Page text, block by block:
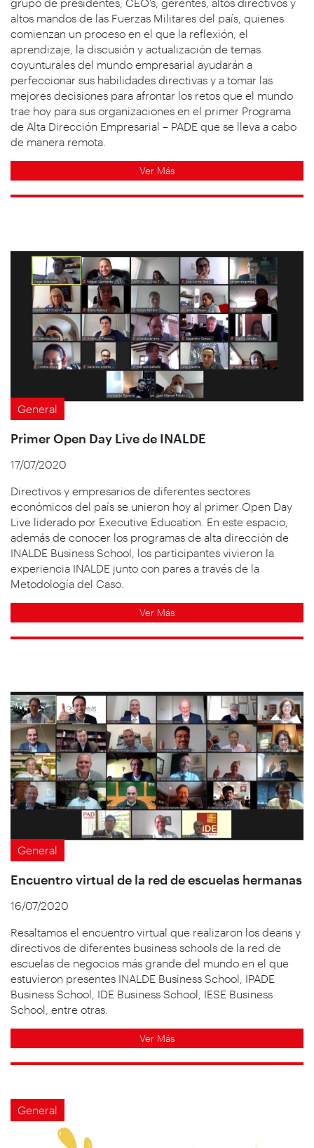
altos mandos de las Fuerzas Militares del país, quienes
comienzan un proceso en el que la reflexión, el
aprendizaje, la discusión y actualización de temas
coyunturales del mundo empresarial ayudarán a
perfeccionar sus habilidades directivas y a tomar las
mejores decisiones para afrontar los retos que el mundo
trae hoy para sus organizaciones en el primer Programa
de Alta Dirección Empresarial – PADE que se lleva a cabo
de manera remota.
Ver Más
General
Primer Open Day Live de INALDE
17/07/2020
Directivos y empresarios de diferentes sectores
económicos del país se unieron hoy al primer Open Day
Live liderado por Executive Education. En este espacio,
además de conocer los programas de alta dirección de
INALDE Business School, los participantes vivieron la
experiencia INALDE junto con pares a través de la
Metodología del Caso.
Ver Más
General
Encuentro virtual de la red de escuelas hermanas
16/07/2020
Resaltamos el encuentro virtual que realizaron los deans y
directivos de diferentes business schools de la red de
escuelas de negocios más grande del mundo en el que
estuvieron presentes INALDE Business School, IPADE
Business School, IDE Business School, IESE Business
School, entre otras.
Ver Más
General